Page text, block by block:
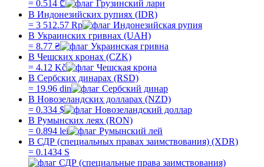
= 0.514 ₾
В Индонезийских рупиях (IDR)
= 3 512.57 Rp
В Украинских гривнах (UAH)
= 8.77 ₴
В Чешских кронах (CZK)
= 4.12 Kč
В Сербских динарах (RSD)
= 19.96 din
В Новозеландских долларах (NZD)
= 0.334 $
В Румынских леях (RON)
= 0.894 lei
В СДР (специальных правах заимствования) (XDR)
= 0.1434 S